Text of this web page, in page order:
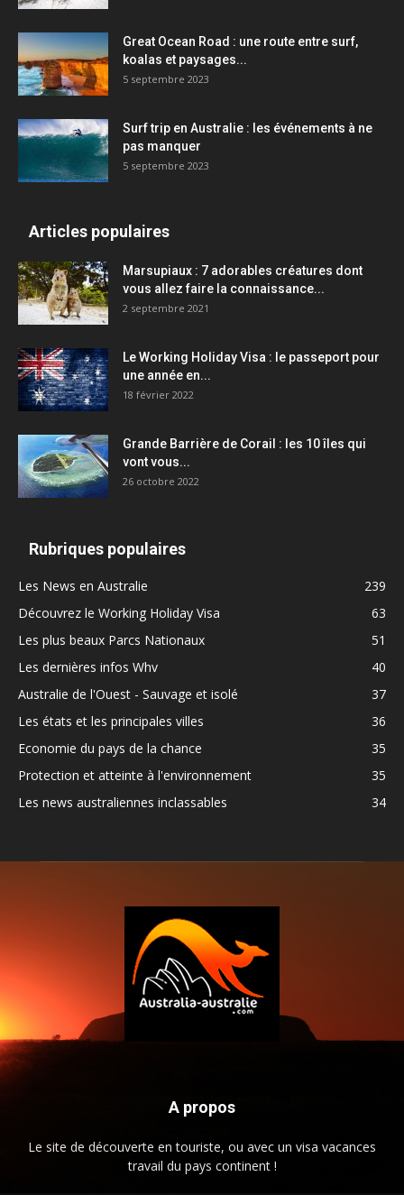
Great Ocean Road : une route entre surf,
koalas et paysages...
5 septembre 2023
Surf trip en Australie : les événements à ne
pas manquer
5 septembre 2023
Articles populaires
Marsupiaux : 7 adorables créatures dont
vous allez faire la connaissance...
2 septembre 2021
Le Working Holiday Visa : le passeport pour
une année en...
18 février 2022
Grande Barrière de Corail : les 10 îles qui
vont vous...
26 octobre 2022
Rubriques populaires
Les News en Australie
239
Découvrez le Working Holiday Visa
63
Les plus beaux Parcs Nationaux
51
Les dernières infos Whv
40
Australie de l'Ouest - Sauvage et isolé
37
Les états et les principales villes
36
Economie du pays de la chance
35
Protection et atteinte à l'environnement
35
Les news australiennes inclassables
34
A propos
Le site de découverte en touriste, ou avec un visa vacances
travail du pays continent !